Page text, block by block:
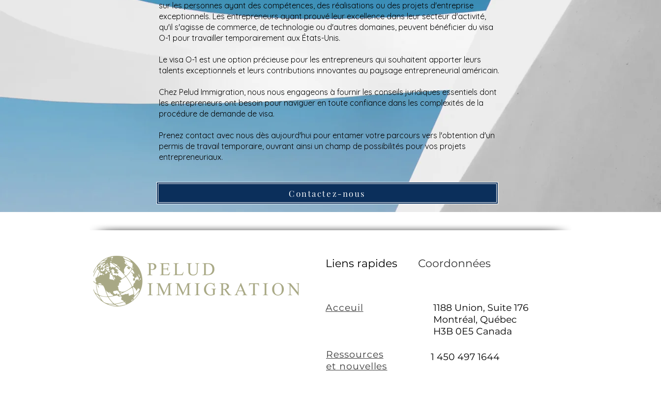
sur les personnes ayant des compétences, des réalisations ou des projets d'entreprise
exceptionnels. Les entrepreneurs ayant prouvé leur excellence dans leur secteur d'activité,
qu'il s'agisse de commerce, de technologie ou d'autres domaines, peuvent bénéficier du visa
O-1 pour travailler temporairement aux États-Unis.
Le visa O-1 est une option précieuse pour les entrepreneurs qui souhaitent apporter leurs
talents exceptionnels et leurs contributions innovantes au paysage entrepreneurial américain.
Chez Pelud Immigration, nous nous engageons à fournir les conseils juridiques essentiels dont
les entrepreneurs ont besoin pour naviguer en toute confiance dans les complexités de la
procédure de demande de visa.
Prenez contact avec nous dès aujourd'hui pour entamer votre parcours vers l'obtention d'un
permis de travail temporaire, ouvrant ainsi un champ de possibilités pour vos projets
entrepreneuriaux.
Contactez-nous
Liens rapides Coordonnées
Acceuil
1188 Union, Suite 176
Montréal, Québec
H3B 0E5 Canada
Ressources
et nouvelles
1 450 497 1644